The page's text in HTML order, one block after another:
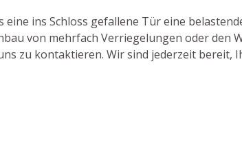
eine ins Schloss gefallene Tür eine
von mehrfach Verriegelungen oder den
zu kontaktieren. Wir sind jederzeit bereit,